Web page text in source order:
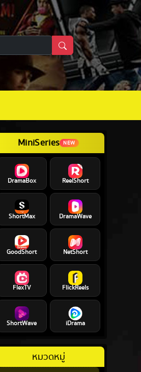
MiniSeries NEW
DramaBox ReelShort
ShortMax DramaWave
GoodShort NetShort
FlexTV FlickReels
ShortWave iDrama
หมวดหมู่